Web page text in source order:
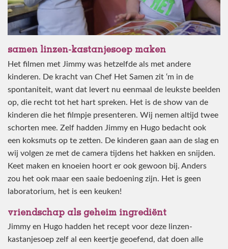
samen linzen-kastanjesoep maken
Het filmen met Jimmy was hetzelfde als met andere
kinderen. De kracht van Chef Het Samen zit ‘m in de
spontaniteit, want dat levert nu eenmaal de leukste beelden
op, die recht tot het hart spreken. Het is de show van de
kinderen die het filmpje presenteren. Wij nemen altijd twee
schorten mee. Zelf hadden Jimmy en Hugo bedacht ook
een koksmuts op te zetten. De kinderen gaan aan de slag en
wij volgen ze met de camera tijdens het hakken en snijden.
Keet maken en knoeien hoort er ook gewoon bij. Anders
zou het ook maar een saaie bedoening zijn. Het is geen
laboratorium, het is een keuken!
vriendschap als geheim ingrediënt
Jimmy en Hugo hadden het recept voor deze linzen-
kastanjesoep zelf al een keertje geoefend, dat doen alle